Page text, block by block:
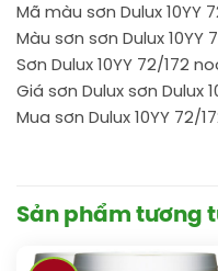
Mã màu sơn Dulux 10YY
Màu sơn sơn Dulux 10YY
Sơn Dulux 10YY 72/172
Giá sơn Dulux sơn Dulux
Mua sơn Dulux 10YY 72/
Sản phẩm tương